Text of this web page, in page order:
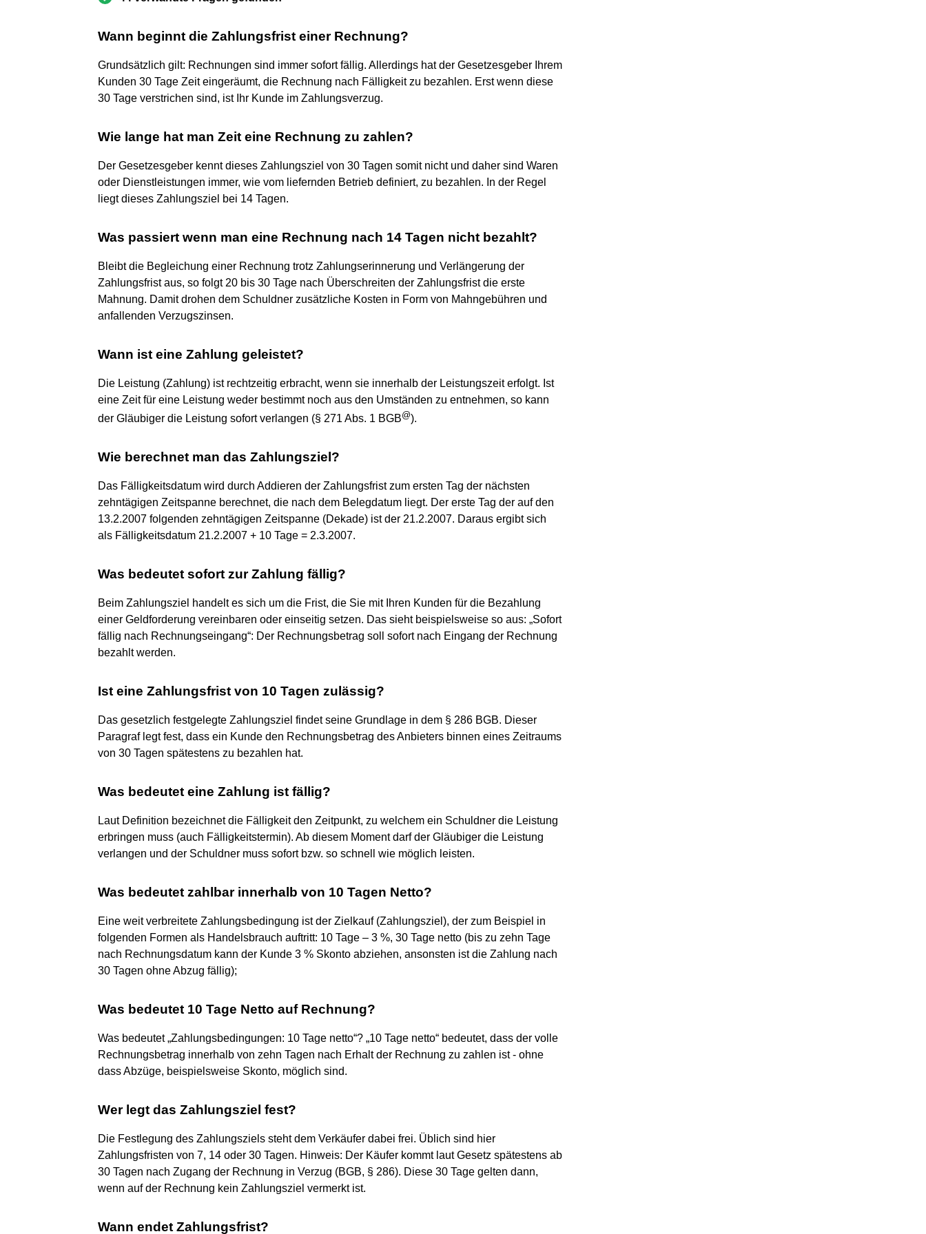
Wann beginnt die Zahlungsfrist einer Rechnung?
Grundsätzlich gilt: Rechnungen sind immer sofort fällig. Allerdings hat der Gesetzesgeber Ihrem
Kunden 30 Tage Zeit eingeräumt, die Rechnung nach Fälligkeit zu bezahlen. Erst wenn diese
30 Tage verstrichen sind, ist Ihr Kunde im Zahlungsverzug.
Wie lange hat man Zeit eine Rechnung zu zahlen?
Der Gesetzesgeber kennt dieses Zahlungsziel von 30 Tagen somit nicht und daher sind Waren
oder Dienstleistungen immer, wie vom liefernden Betrieb definiert, zu bezahlen. In der Regel
liegt dieses Zahlungsziel bei 14 Tagen.
Was passiert wenn man eine Rechnung nach 14 Tagen nicht bezahlt?
Bleibt die Begleichung einer Rechnung trotz Zahlungserinnerung und Verlängerung der
Zahlungsfrist aus, so folgt 20 bis 30 Tage nach Überschreiten der Zahlungsfrist die erste
Mahnung. Damit drohen dem Schuldner zusätzliche Kosten in Form von Mahngebühren und
anfallenden Verzugszinsen.
Wann ist eine Zahlung geleistet?
Die Leistung (Zahlung) ist rechtzeitig erbracht, wenn sie innerhalb der Leistungszeit erfolgt. Ist
eine Zeit für eine Leistung weder bestimmt noch aus den Umständen zu entnehmen, so kann
der Gläubiger die Leistung sofort verlangen (§ 271 Abs. 1 BGB@).
Wie berechnet man das Zahlungsziel?
Das Fälligkeitsdatum wird durch Addieren der Zahlungsfrist zum ersten Tag der nächsten
zehntägigen Zeitspanne berechnet, die nach dem Belegdatum liegt. Der erste Tag der auf den
13.2.2007 folgenden zehntägigen Zeitspanne (Dekade) ist der 21.2.2007. Daraus ergibt sich
als Fälligkeitsdatum 21.2.2007 + 10 Tage = 2.3.2007.
Was bedeutet sofort zur Zahlung fällig?
Beim Zahlungsziel handelt es sich um die Frist, die Sie mit Ihren Kunden für die Bezahlung
einer Geldforderung vereinbaren oder einseitig setzen. Das sieht beispielsweise so aus: „Sofort
fällig nach Rechnungseingang“: Der Rechnungsbetrag soll sofort nach Eingang der Rechnung
bezahlt werden.
Ist eine Zahlungsfrist von 10 Tagen zulässig?
Das gesetzlich festgelegte Zahlungsziel findet seine Grundlage in dem § 286 BGB. Dieser
Paragraf legt fest, dass ein Kunde den Rechnungsbetrag des Anbieters binnen eines Zeitraums
von 30 Tagen spätestens zu bezahlen hat.
Was bedeutet eine Zahlung ist fällig?
Laut Definition bezeichnet die Fälligkeit den Zeitpunkt, zu welchem ein Schuldner die Leistung
erbringen muss (auch Fälligkeitstermin). Ab diesem Moment darf der Gläubiger die Leistung
verlangen und der Schuldner muss sofort bzw. so schnell wie möglich leisten.
Was bedeutet zahlbar innerhalb von 10 Tagen Netto?
Eine weit verbreitete Zahlungsbedingung ist der Zielkauf (Zahlungsziel), der zum Beispiel in
folgenden Formen als Handelsbrauch auftritt: 10 Tage – 3 %, 30 Tage netto (bis zu zehn Tage
nach Rechnungsdatum kann der Kunde 3 % Skonto abziehen, ansonsten ist die Zahlung nach
30 Tagen ohne Abzug fällig);
Was bedeutet 10 Tage Netto auf Rechnung?
Was bedeutet „Zahlungsbedingungen: 10 Tage netto“? „10 Tage netto“ bedeutet, dass der volle
Rechnungsbetrag innerhalb von zehn Tagen nach Erhalt der Rechnung zu zahlen ist - ohne
dass Abzüge, beispielsweise Skonto, möglich sind.
Wer legt das Zahlungsziel fest?
Die Festlegung des Zahlungsziels steht dem Verkäufer dabei frei. Üblich sind hier
Zahlungsfristen von 7, 14 oder 30 Tagen. Hinweis: Der Käufer kommt laut Gesetz spätestens ab
30 Tagen nach Zugang der Rechnung in Verzug (BGB, § 286). Diese 30 Tage gelten dann,
wenn auf der Rechnung kein Zahlungsziel vermerkt ist.
Wann endet Zahlungsfrist?